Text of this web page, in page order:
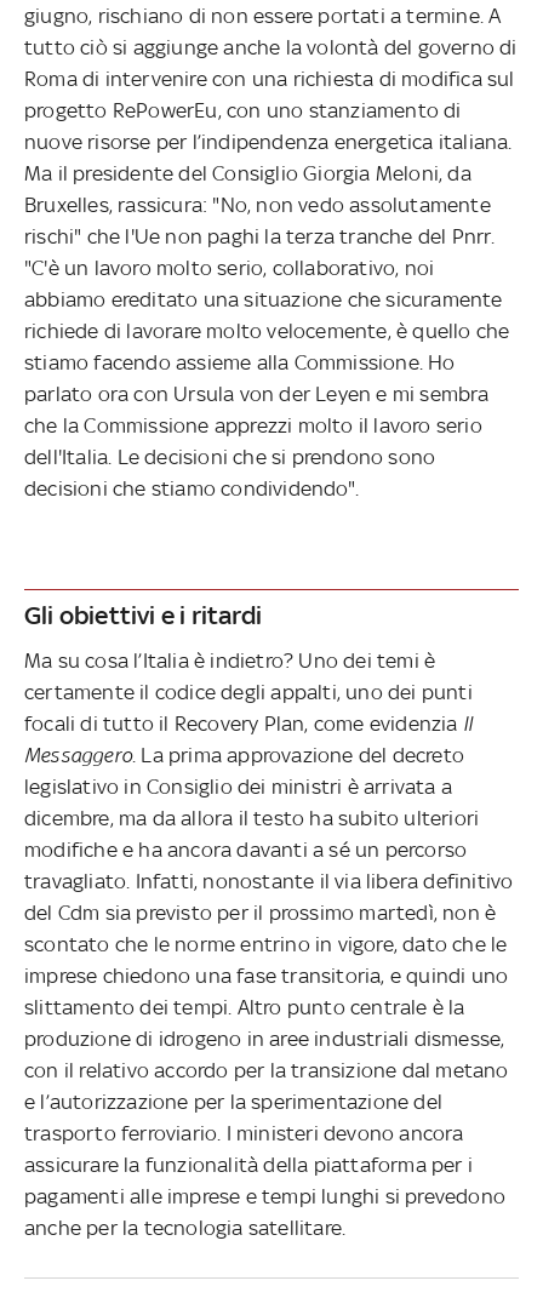
giugno, rischiano di non essere portati a termine. A
tutto ciò si aggiunge anche la volontà del governo di
Roma di intervenire con una richiesta di modifica sul
progetto RePowerEu, con uno stanziamento di
nuove risorse per l’indipendenza energetica italiana.
Ma il presidente del Consiglio Giorgia Meloni, da
Bruxelles, rassicura: "No, non vedo assolutamente
rischi" che l'Ue non paghi la terza tranche del Pnrr.
"C'è un lavoro molto serio, collaborativo, noi
abbiamo ereditato una situazione che sicuramente
richiede di lavorare molto velocemente, è quello che
stiamo facendo assieme alla Commissione. Ho
parlato ora con Ursula von der Leyen e mi sembra
che la Commissione apprezzi molto il lavoro serio
dell'Italia. Le decisioni che si prendono sono
decisioni che stiamo condividendo".
Gli obiettivi e i ritardi
Ma su cosa l’Italia è indietro? Uno dei temi è
certamente il codice degli appalti, uno dei punti
focali di tutto il Recovery Plan, come evidenzia Il
Messaggero. La prima approvazione del decreto
legislativo in Consiglio dei ministri è arrivata a
dicembre, ma da allora il testo ha subito ulteriori
modifiche e ha ancora davanti a sé un percorso
travagliato. Infatti, nonostante il via libera definitivo
del Cdm sia previsto per il prossimo martedì, non è
scontato che le norme entrino in vigore, dato che le
imprese chiedono una fase transitoria, e quindi uno
slittamento dei tempi. Altro punto centrale è la
produzione di idrogeno in aree industriali dismesse,
con il relativo accordo per la transizione dal metano
e l’autorizzazione per la sperimentazione del
trasporto ferroviario. I ministeri devono ancora
assicurare la funzionalità della piattaforma per i
pagamenti alle imprese e tempi lunghi si prevedono
anche per la tecnologia satellitare.